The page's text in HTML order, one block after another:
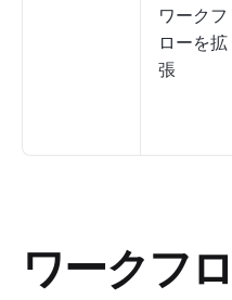
ワークフ
ローを拡
張
ワークフ